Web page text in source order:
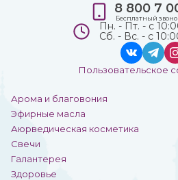
Арома и благовония
Эфирные масла
Аюрведическая косметика
Свечи
Галантерея
Здоровье
8 800 7
Бесплатный
Пн. - Пт. - с
Сб. - Вс. - с
Пользовательское